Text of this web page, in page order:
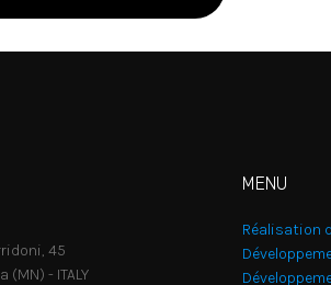
45
(MN) - ITALY
MENU
Réalisation